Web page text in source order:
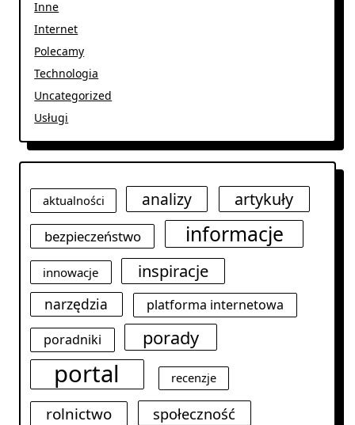
Inne
Internet
Polecamy
Technologia
Uncategorized
Usługi
aktualności analizy artykuły
bezpieczeństwo informacje
innowacje inspiracje
narzędzia
platforma internetowa
poradniki
porady
portal recenzje
rolnictwo społeczność